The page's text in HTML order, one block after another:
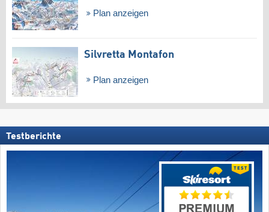
Plan anzeigen
Silvretta Montafon
Plan anzeigen
Testberichte